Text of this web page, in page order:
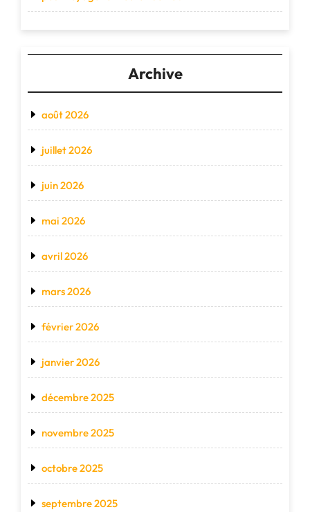
Archive
août 2026
juillet 2026
juin 2026
mai 2026
avril 2026
mars 2026
février 2026
janvier 2026
décembre 2025
novembre 2025
octobre 2025
septembre 2025